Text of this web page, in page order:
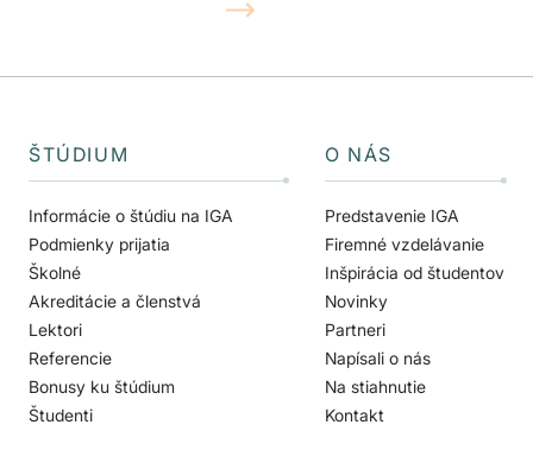
ŠTÚDIUM
Informácie o štúdiu na IGA
Podmienky prijatia
Školné
Akreditácie a členstvá
Lektori
Referencie
Bonusy ku štúdium
Študenti
O NÁS
Predstavenie IGA
Firemné vzdelávanie
Inšpirácia od študentov
Novinky
Partneri
Napísali o nás
Na stiahnutie
Kontakt